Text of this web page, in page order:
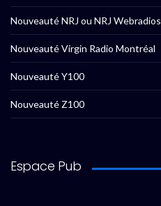
Nouveauté NRJ ou NRJ Webradios
Nouveauté Virgin Radio Montréal
Nouveauté Y100
Nouveauté Z100
Espace Pub